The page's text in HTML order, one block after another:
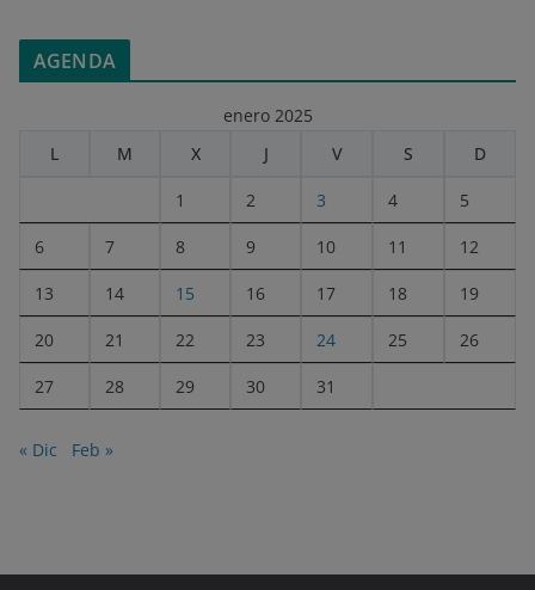
AGENDA
enero 2025
L
M X J V S D
1 2 3 4 5
6 7 8 9 10 11 12
13 14 15 16 17 18 19
20 21 22 23 24 25 26
27 28 29 30 31
« Dic Feb »